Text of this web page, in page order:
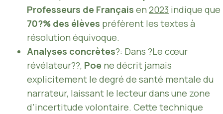
Professeurs de Français en 2023 indique que
70?% des élèves préfèrent les textes à
résolution équivoque.
Analyses concrètes?: Dans ?Le cœur
révélateur??, Poe ne décrit jamais
explicitement le degré de santé mentale du
narrateur, laissant le lecteur dans une zone
d’incertitude volontaire. Cette technique